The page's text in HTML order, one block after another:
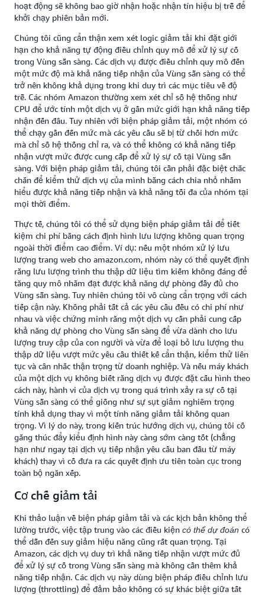
hoạt động sẽ không bao giờ nhận hoặc nhận tín hiệu bị trễ để
khởi chạy phiên bản mới.
Chúng tôi cũng cẩn thận xem xét logic giảm tải khi đặt giới
hạn cho khả năng tự động điều chỉnh quy mô để xử lý sự cố
trong Vùng sẵn sàng. Các dịch vụ được điều chỉnh quy mô đến
một mức độ mà khả năng tiếp nhận của Vùng sẵn sàng có thể
trở nên không khả dụng trong khi duy trì các mục tiêu về độ
trễ. Các nhóm Amazon thường xem xét chỉ số hệ thống như
CPU để ước tính một dịch vụ ở gần mức giới hạn khả năng tiếp
nhận đến đâu. Tuy nhiên với biện pháp giảm tải, một nhóm có
thể chạy gần đến mức mà các yêu cầu sẽ bị từ chối hơn mức
mà chỉ số hệ thống chỉ ra, và có thể không có khả năng tiếp
nhận vượt mức được cung cấp để xử lý sự cố tại Vùng sẵn
sàng. Với biện pháp giảm tải, chúng tôi cần phải đặc biệt chắc
chắn để kiểm thử dịch vụ của mình bằng cách chia nhỏ nhằm
hiểu được khả năng tiếp nhận và khả năng tối đa của nhóm tại
mọi thời điểm.
Thực tế, chúng tôi có thể sử dụng biện pháp giảm tải để tiết
kiệm chi phí bằng cách định hình lưu lượng không quan trọng
ngoài thời điểm cao điểm. Ví dụ: nếu một nhóm xử lý lưu
lượng trang web cho amazon.com, nhóm này có thể quyết định
rằng lưu lượng trình thu thập dữ liệu tìm kiếm không đáng để
tăng quy mô nhằm đạt được khả năng dự phòng đầy đủ cho
Vùng sẵn sàng. Tuy nhiên chúng tôi vô cùng cẩn trọng với cách
tiếp cận này. Không phải tất cả các yêu cầu đều có chi phí như
nhau và việc chứng minh rằng một dịch vụ cần phải cung cấp
khả năng dự phòng cho Vùng sẵn sàng để vừa dành cho lưu
lượng truy cập của con người và vừa để loại bỏ lưu lượng thu
thập dữ liệu vượt mức yêu cầu thiết kế cẩn thận, kiểm thử liên
tục và cân nhắc thận trọng từ doanh nghiệp. Và nếu máy khách
của một dịch vụ không biết rằng dịch vụ được đặt cấu hình theo
cách này, hành vi của dịch vụ trong quá trình xảy ra sự cố tại
Vùng sẵn sàng có thể giống như sự sụt giảm nghiêm trọng
tính khả dụng thay vì một tính năng giảm tải không quan
trọng. Vì lý do này, trong kiến trúc hướng dịch vụ, chúng tôi cố
gắng thúc đẩy kiểu định hình này càng sớm càng tốt (chẳng
hạn như ngay tại dịch vụ tiếp nhận yêu cầu ban đầu từ máy
khách) thay vì cố đưa ra các quyết định ưu tiên toàn cục trong
toàn bộ ngăn xếp.
Cơ chế giảm tải
Khi thảo luận về biện pháp giảm tải và các kịch bản không thể
lường trước, việc tập trung vào các điều kiện có thể dự đoán có
thể dẫn đến suy giảm hiệu năng cũng rất quan trọng. Tại
Amazon, các dịch vụ duy trì khả năng tiếp nhận vượt mức đủ
để xử lý sự cố trong Vùng sẵn sàng mà không cần thêm khả
năng tiếp nhận. Các dịch vụ này dùng biện pháp điều chỉnh lưu
lượng (throttling) để đảm bảo không có sự khác biệt giữa tất